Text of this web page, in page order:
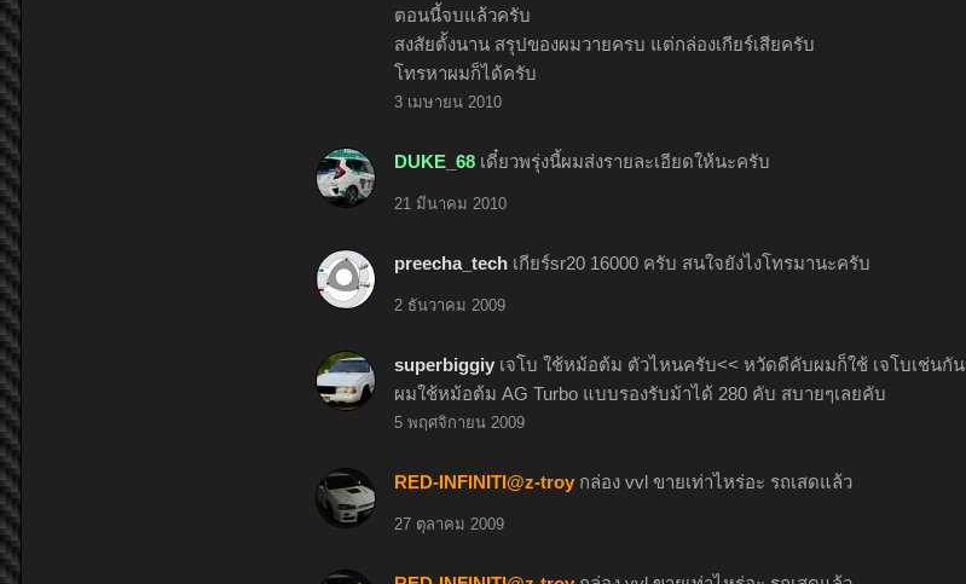
ตอนนี้จบแล้วครับ
สงสัยตั้งนาน สรุปของผมวายครบ แต่กล่องเกียร์เสียครับ
โทรหาผมก็ได้ครับ
3 เมษายน 2010
DUKE_68 เดี๋ยวพรุ่งนี้ผมส่งรายละเอียดให้นะครับ
21 มีนาคม 2010
preecha_tech เกียร์sr20 16000 ครับ สนใจยังไงโทรมานะครับ
2 ธันวาคม 2009
superbiggiy เจโบ ใช้หม้อต้ม ตัวไหนครับ<< หวัดดีคับผมก็ใช้ เจโบเช่นกัน
ผมใช้หม้อต้ม AG Turbo แบบรองรับม้าได้ 280 คับ สบายๆเลยคับ
5 พฤศจิกายน 2009
RED-INFINITI@z-troy กล่อง vvl ขายเท่าไหร่อะ รถเสดแล้ว
27 ตุลาคม 2009